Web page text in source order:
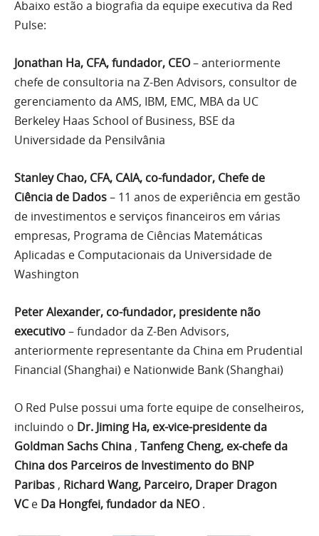
Abaixo estão a biografia da equipe executiva da Red
Pulse:
Jonathan Ha, CFA, fundador, CEO– anteriormente
chefe de consultoria na Z-Ben Advisors, consultor de
gerenciamento da AMS, IBM, EMC, MBA da UC
Berkeley Haas School of Business, BSE da
Universidade da Pensilvânia
Stanley Chao, CFA, CAIA, co-fundador, Chefe de
Ciência de Dados– 11 anos de experiência em gestão
de investimentos e serviços financeiros em várias
empresas, Programa de Ciências Matemáticas
Aplicadas e Computacionais da Universidade de
Washington
Peter Alexander, co-fundador, presidente não
executivo– fundador da Z-Ben Advisors,
anteriormente representante da China em Prudential
Financial (Shanghai) e Nationwide Bank (Shanghai)
O Red Pulse possui uma forte equipe de conselheiros,
incluindo o Dr. Jiming Ha, ex-vice-presidente da
Goldman Sachs China , Tanfeng Cheng, ex-chefe da
China dos Parceiros de Investimento do BNP
Paribas , Richard Wang, Parceiro, Draper Dragon
VCe Da Hongfei, fundador da NEO.